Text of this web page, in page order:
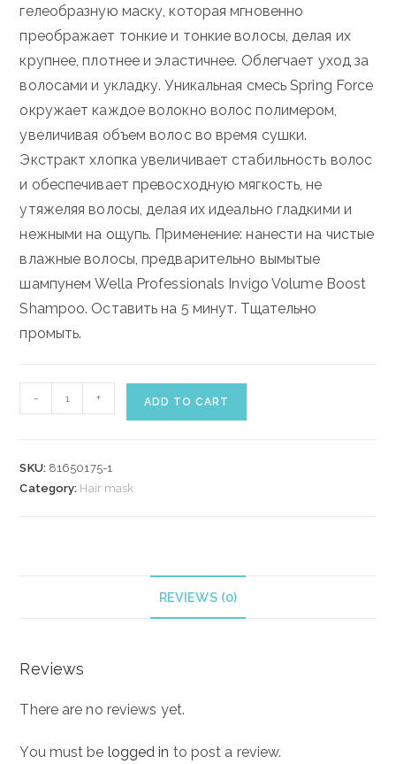
гелеобразную маску, которая мгновенно
преображает тонкие и тонкие волосы, делая их
крупнее, плотнее и эластичнее. Облегчает уход за
волосами и укладку. Уникальная смесь Spring Force
окружает каждое волокно волос полимером,
увеличивая объем волос во время сушки.
Экстракт хлопка увеличивает стабильность волос
и обеспечивает превосходную мягкость, не
утяжеляя волосы, делая их идеально гладкими и
нежными на ощупь. Применение: нанести на чистые
влажные волосы, предварительно вымытые
шампунем Wella Professionals Invigo Volume Boost
Shampoo. Оставить на 5 минут. Тщательно
промыть.
VOLUME
- + ADD TO CART
SKU: 81650175-1
Category: Hair mask
REVIEWS (0)
Reviews
There are no reviews yet.
You must be logged in to post a review.